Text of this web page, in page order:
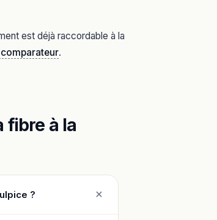
est déjà raccordable à la
.
fibre à la
?